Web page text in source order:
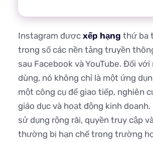
Instagram được xếp hạng thứ ba
trong số các nền tảng truyền
sau Facebook và YouTube. Đối
dùng, nó không chỉ là một ứng
một công cụ để giao tiếp, nghiên
giáo dục và hoạt động kinh
sử dụng rộng rãi, quyền truy cập
thường bị hạn chế trong trường